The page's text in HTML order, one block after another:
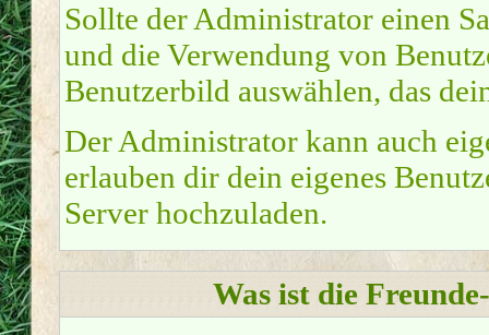
Sollte der Administrator einen
und die Verwendung von
Benutzerbild auswählen, das
Der Administrator kann auch
erlauben dir dein eigenes
Server hochzuladen.
Was ist die